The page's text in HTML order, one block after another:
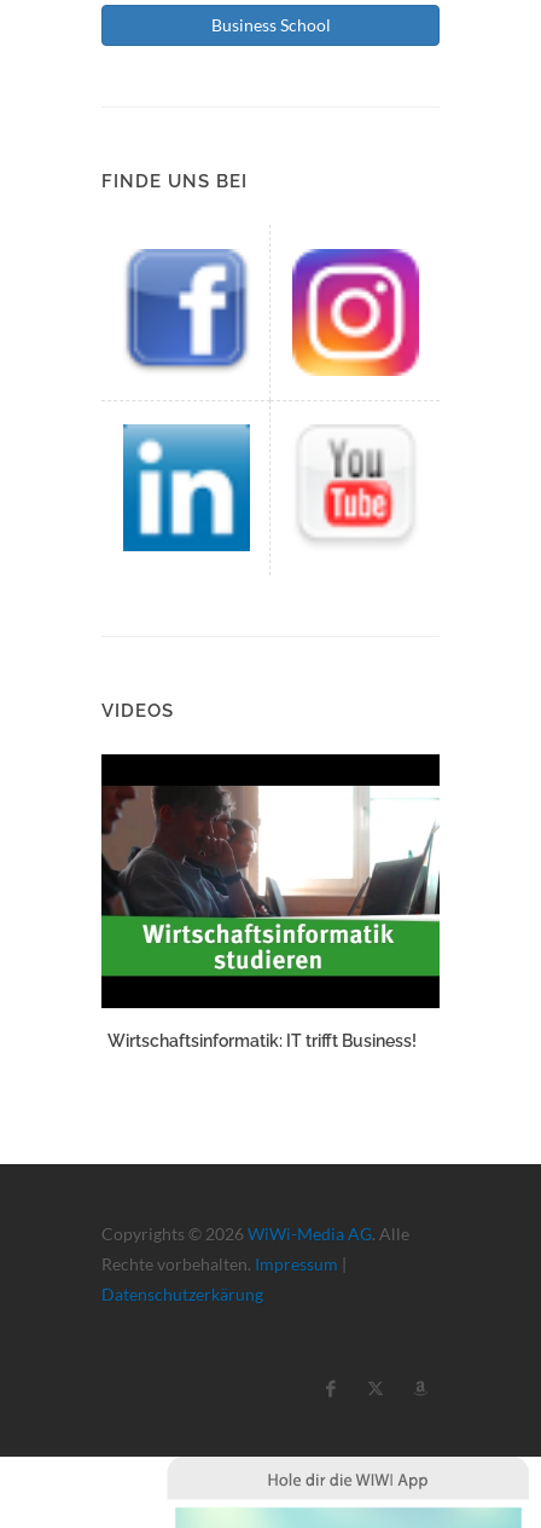
Business School
FINDE UNS BEI
VIDEOS
Wirtschaftsinformatik: IT trifft Business!
Copyrights © 2026 WiWi-Media AG. Alle
Rechte vorbehalten. Impressum
Datenschutzerkärung